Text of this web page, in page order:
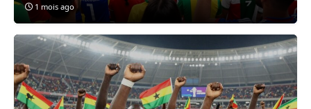
1 mois ago